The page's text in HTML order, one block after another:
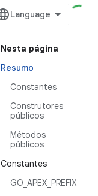
Nesta página
Resumo
Constantes
Construtores
públicos
Métodos
públicos
Constantes
GO_APEX_PREFIX